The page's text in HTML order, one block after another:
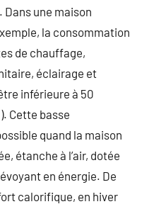
Dans une maison
la consommation
de chauffage,
éclairage et
inférieure à 50
Cette basse
quand la maison
étanche à l’air, dotée
en énergie. De
calorifique, en hiver